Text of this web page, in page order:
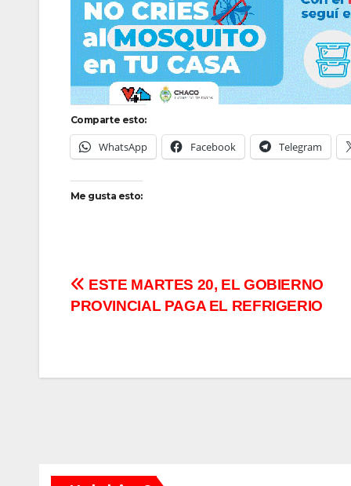
Comparte esto:
WhatsApp Facebook Telegram
Me gusta esto:
Navegación
ESTE MARTES 20, EL GOBIERNO
PROVINCIAL PAGA EL REFRIGERIO